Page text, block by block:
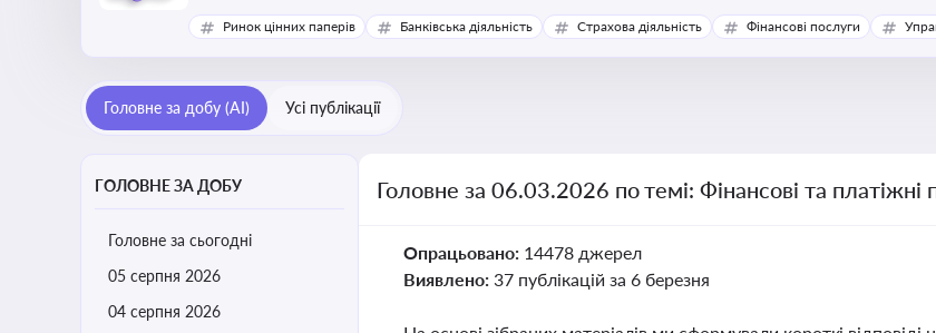
Ринок цінних паперів Банківська діяльність Страхова діяльність Фінансові послуги
Головне за добу (AI) Усі публікації
ГОЛОВНЕ ЗА ДОБУ
Головне за сьогодні
05 серпня 2026
04 серпня 2026
Головне за 06.03.2026 по темі: Фінансові та платіжні
Опрацьовано: 14478 джерел
Виявлено: 37 публікацій за 6 березня